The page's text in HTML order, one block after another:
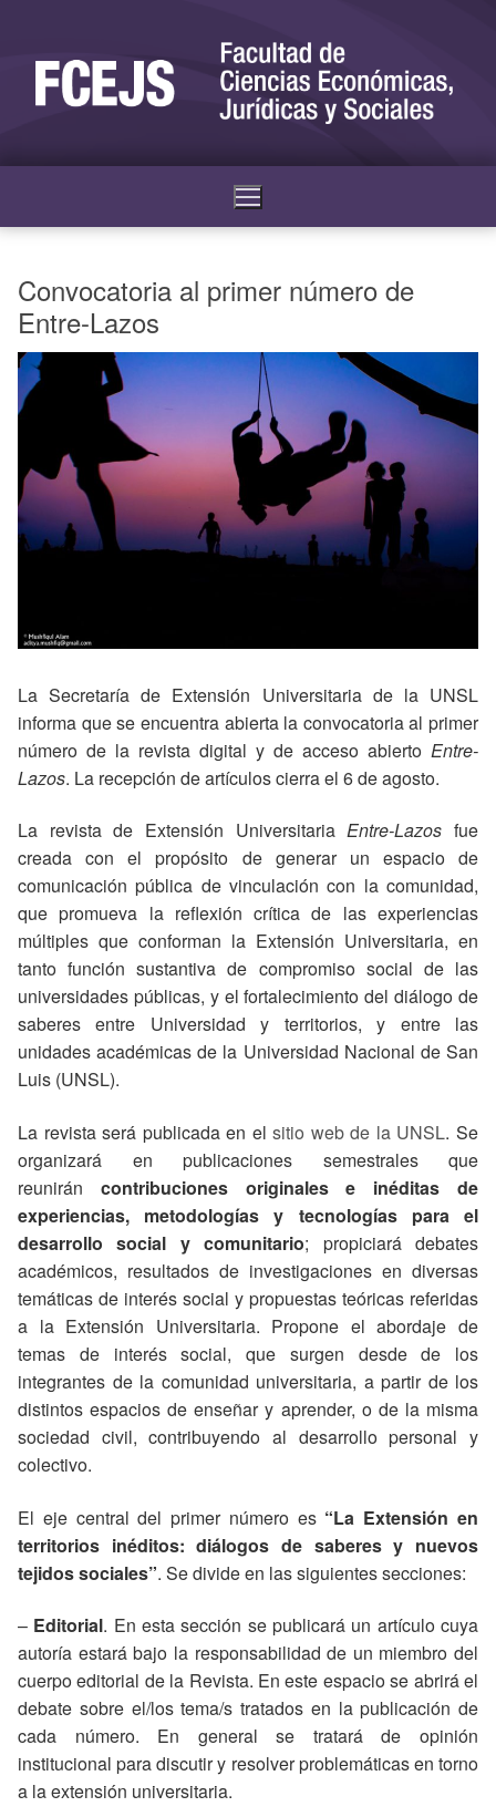
Convocatoria al primer número de
Entre-Lazos
La Secretaría de Extensión Universitaria de la UNSL
informa que se encuentra abierta la convocatoria al primer
número de la revista digital y de acceso abierto Entre-
Lazos. La recepción de artículos cierra el 6 de agosto.
La revista de Extensión UniversitariaEntre-Lazos fue
creada con el propósito de generar un espacio de
comunicación pública de vinculación con la comunidad,
que promueva la reflexión crítica de las experiencias
múltiples que conforman la Extensión Universitaria, en
tanto función sustantiva de compromiso social de las
universidades públicas, y el fortalecimiento del diálogo de
saberes entre Universidad y territorios, y entre las
unidades académicas de la Universidad Nacional de San
Luis (UNSL).
La revista será publicada en elsitio web de la UNSL. Se
organizará en publicaciones semestrales que
reunirán contribuciones originales e inéditas de
experiencias, metodologías y tecnologías para el
desarrollo social y comunitario; propiciará debates
académicos, resultados de investigaciones en diversas
temáticas de interés social y propuestas teóricas referidas
a la Extensión Universitaria. Propone el abordaje de
temas de interés social, que surgen desde de los
integrantes de la comunidad universitaria, a partir de los
distintos espacios de enseñar y aprender, o de la misma
sociedad civil, contribuyendo al desarrollo personal y
colectivo.
El eje central del primer número es “La Extensión en
territorios inéditos: diálogos de saberes y nuevos
tejidos sociales”. Se divide en las siguientes secciones:
– Editorial. En esta sección se publicará un artículo cuya
autoría estará bajo la responsabilidad de un miembro del
cuerpo editorial de la Revista. En este espacio se abrirá el
debate sobre el/los tema/s tratados en la publicación de
cada número. En general se tratará de opinión
institucional para discutir y resolver problemáticas en torno
a la extensión universitaria.